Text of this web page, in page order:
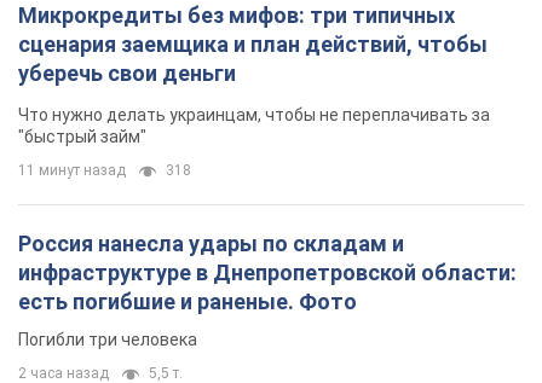
Микрокредиты без мифов: три типичных
сценария заемщика и план действий, чтобы
уберечь свои деньги
Что нужно делать украинцам, чтобы не переплачивать за
"быстрый займ"
11 минут назад 318
Россия нанесла удары по складам и
инфраструктуре в Днепропетровской области:
есть погибшие и раненые. Фото
Погибли три человека
2 часа назад 5,5 т.